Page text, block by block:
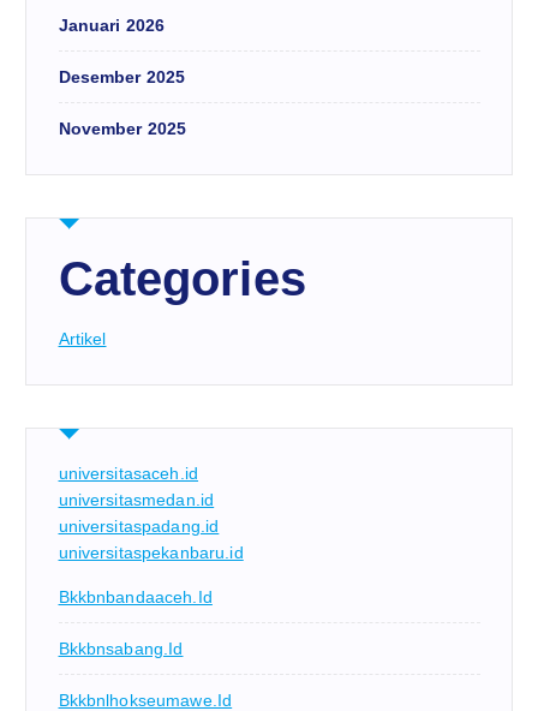
Januari 2026
Desember 2025
November 2025
Categories
Artikel
universitasaceh.id
universitasmedan.id
universitaspadang.id
universitaspekanbaru.id
Bkkbnbandaaceh.id
Bkkbnsabang.id
Bkkbnlhokseumawe.id